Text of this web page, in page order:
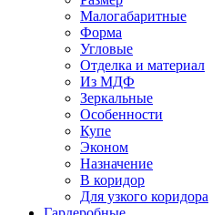
Малогабаритные
Форма
Угловые
Отделка и материал
Из МДФ
Зеркальные
Особенности
Купе
Эконом
Назначение
В коридор
Для узкого коридора